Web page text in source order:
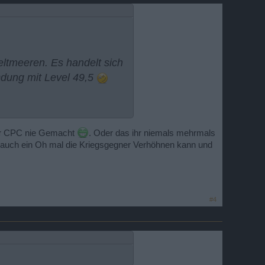
Es handelt sich
mit Level 49,5
CPCler alles schießen
niemanden
und auf TS immer
CPC nie Gemacht
. Oder das ihr niemals mehrmals
ein Oh mal die Kriegsgegner Verhöhnen kann und
#4